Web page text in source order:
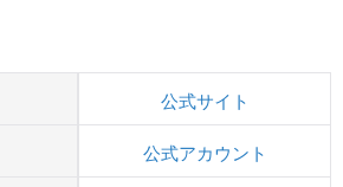
公式サイト
公式アカウント